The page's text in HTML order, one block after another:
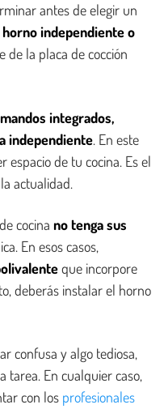
antes de elegir un
horno independiente o
de la placa de cocción
integrados,
independiente. En este
espacio de tu cocina. Es el
actualidad.
cocina no tenga sus
En esos casos,
que incorpore
deberás instalar el horno
confusa y algo tediosa,
tarea. En cualquier caso,
con los profesionales